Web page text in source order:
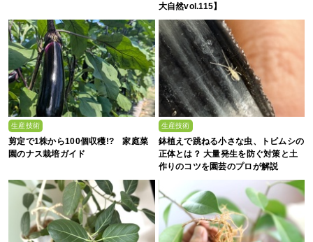
大自然vol.115】
生産技術
剪定で1株から100個収穫!? 家庭菜
園のナス栽培ガイド
生産技術
鉢植えで跳ねる小さな虫、トビムシの
正体とは？ 大量発生を防ぐ対策と土
作りのコツを園芸のプロが解説